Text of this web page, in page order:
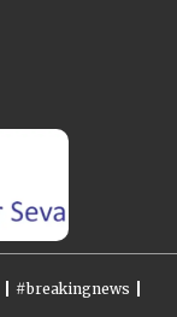
#breakingnews